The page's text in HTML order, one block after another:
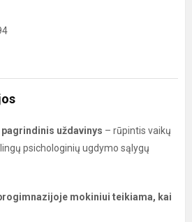
uždavinys – rūpintis vaikų
psichologinių ugdymo sąlygų
mokiniui teikiama, kai